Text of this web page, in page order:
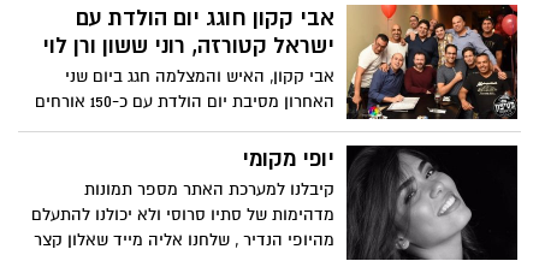
והשבים...
אבי קקון חוגג יום הולדת עם
ישראל קטורזה, רוני ששון ורן לוי
אבי קקון, האיש והמצלמה חגג ביום שני
האחרון מסיבת יום הולדת עם כ-150 אורחים
במועדון הפטיפון בראשון לציון, על הבמה עלו
הזה אחר זה סוללת סטנדאפיסטים מהשורה
ששון, דורון רביץ, מיכל קירזון, והצמד צפריר
יופי מקומי
קיבלנו למערכת האתר מספר תמונות
מדהימות של סתיו סרוסי ולא יכולנו להתעלם
מהיופי הנדיר , שלחנו אליה מייד שאלון קצר